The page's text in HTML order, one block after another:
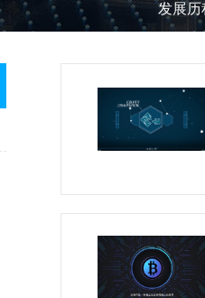
发展历